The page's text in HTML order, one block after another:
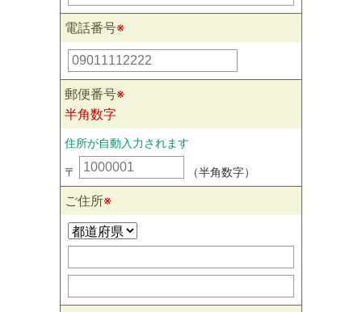
電話番号※
郵便番号※
半角数字
住所が自動入力されます
〒 （半角数字）
ご住所※